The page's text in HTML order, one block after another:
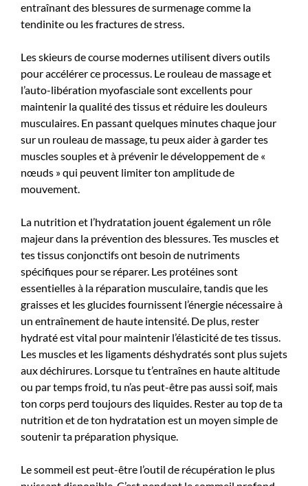
entraînant des blessures de surmenage comme la
tendinite ou les fractures de stress.
Les skieurs de course modernes utilisent divers outils
pour accélérer ce processus. Le rouleau de massage et
l’auto-libération myofasciale sont excellents pour
maintenir la qualité des tissus et réduire les douleurs
musculaires. En passant quelques minutes chaque jour
sur un rouleau de massage, tu peux aider à garder tes
muscles souples et à prévenir le développement de «
nœuds » qui peuvent limiter ton amplitude de
mouvement.
La nutrition et l’hydratation jouent également un rôle
majeur dans la prévention des blessures. Tes muscles et
tes tissus conjonctifs ont besoin de nutriments
spécifiques pour se réparer. Les protéines sont
essentielles à la réparation musculaire, tandis que les
graisses et les glucides fournissent l’énergie nécessaire à
un entraînement de haute intensité. De plus, rester
hydraté est vital pour maintenir l’élasticité de tes tissus.
Les muscles et les ligaments déshydratés sont plus sujets
aux déchirures. Lorsque tu t’entraînes en haute altitude
ou par temps froid, tu n’as peut-être pas aussi soif, mais
ton corps perd toujours des liquides. Rester au top de ta
nutrition et de ton hydratation est un moyen simple de
soutenir ta préparation physique.
Le sommeil est peut-être l’outil de récupération le plus